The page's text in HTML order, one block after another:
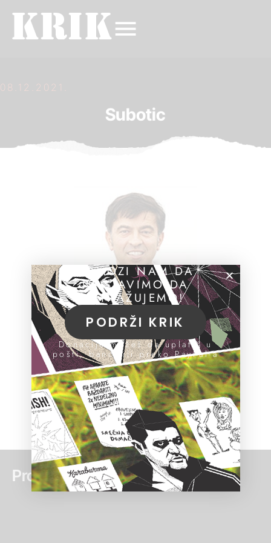
08.12.2021.
Subotic
Pročitaj još:
POMOZI NAM DA
NASTAVIMO DA
ISTRAŽUJEMO!
PODRŽI KRIK
Donacije možeš da uplatiš u
pošti, banci ili preko PayPal-a